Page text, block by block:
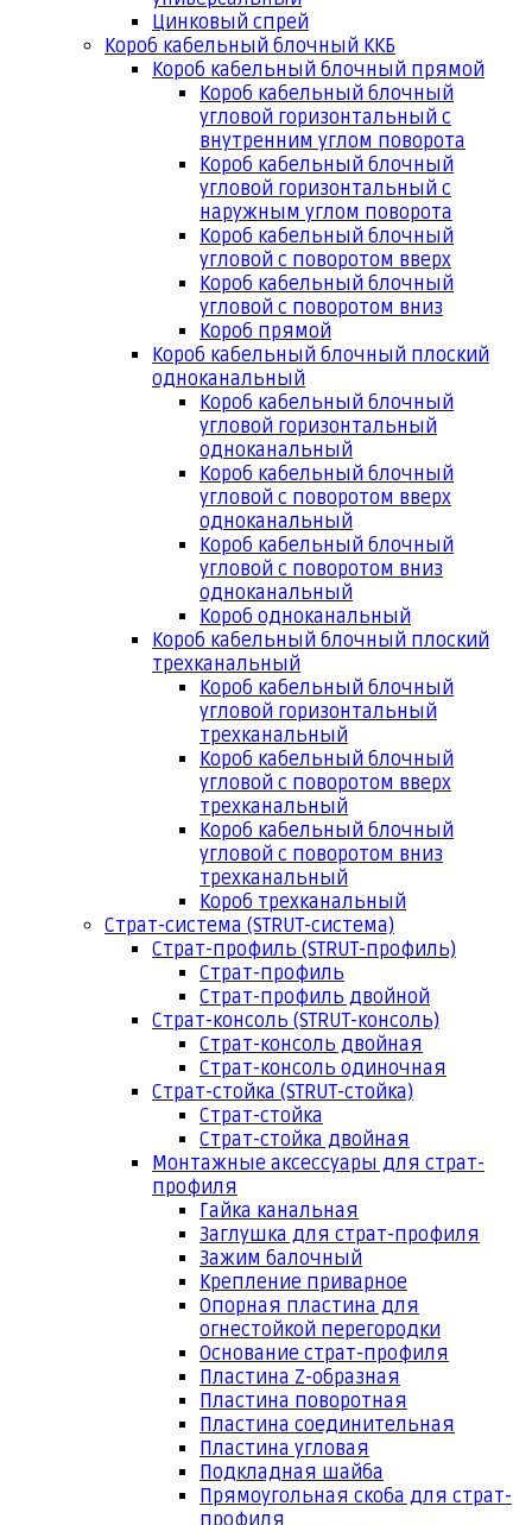
Цинковый спрей
Короб кабельный блочный ККБ
Короб кабельный блочный прямой
Короб кабельный блочный
угловой горизонтальный с
внутренним углом поворота
Короб кабельный блочный
угловой горизонтальный с
наружным углом поворота
Короб кабельный блочный
угловой с поворотом вверх
Короб кабельный блочный
угловой с поворотом вниз
Короб прямой
Короб кабельный блочный плоский
одноканальный
Короб кабельный блочный
угловой горизонтальный
одноканальный
Короб кабельный блочный
угловой с поворотом вверх
одноканальный
Короб кабельный блочный
угловой с поворотом вниз
одноканальный
Короб одноканальный
Короб кабельный блочный плоский
трехканальный
Короб кабельный блочный
угловой горизонтальный
трехканальный
Короб кабельный блочный
угловой с поворотом вверх
трехканальный
Короб кабельный блочный
угловой с поворотом вниз
трехканальный
Короб трехканальный
Страт-система (STRUT-система)
Страт-профиль (STRUT-профиль)
Страт-профиль
Страт-профиль двойной
Страт-консоль (STRUT-консоль)
Страт-консоль двойная
Страт-консоль одиночная
Страт-стойка (STRUT-стойка)
Страт-стойка
Страт-стойка двойная
Монтажные аксессуары для страт-
профиля
Гайка канальная
Заглушка для страт-профиля
Зажим балочный
Крепление приварное
Опорная пластина для
огнестойкой перегородки
Основание страт-профиля
Пластина Z-образная
Пластина поворотная
Пластина соединительная
Пластина угловая
Подкладная шайба
Прямоугольная скоба для страт-
профиля